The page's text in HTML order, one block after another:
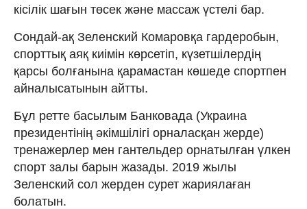
кісілік шағын төсек және массаж үстелі бар.
Сондай-ақ Зеленский Комаровқа гардеробын,
спорттық аяқ киімін көрсетіп, күзетшілердің
қарсы болғанына қарамастан көшеде спортпен
айналысатынын айтты.
Бұл ретте басылым Банковада (Украина
президентінің әкімшілігі орналасқан жерде)
тренажерлер мен гантельдер орнатылған үлкен
спорт залы барын жазады. 2019 жылы
Зеленский сол жерден сурет жариялаған
болатын.